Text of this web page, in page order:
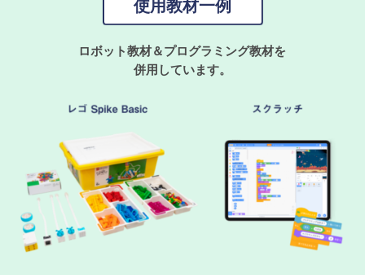
使用教材一例
ロボット教材＆プログラミング教材を
併用しています。